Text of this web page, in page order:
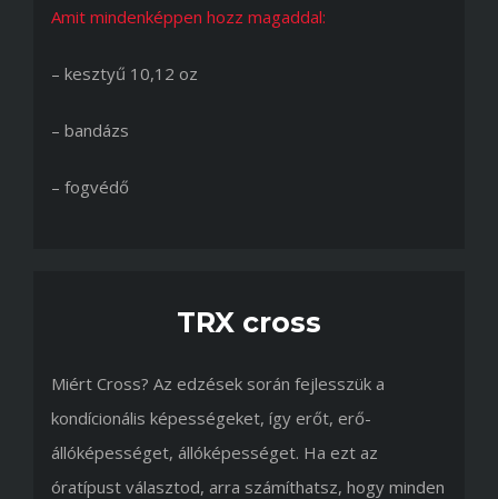
Amit mindenképpen hozz magaddal:
– kesztyű 10,12 oz
– bandázs
– fogvédő
TRX cross
Miért Cross? Az edzések során fejlesszük a
kondícionális képességeket, így erőt, erő-
állóképességet, állóképességet. Ha ezt az
óratípust választod, arra számíthatsz, hogy minden